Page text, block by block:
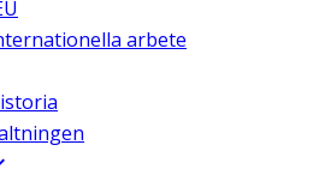
arbete